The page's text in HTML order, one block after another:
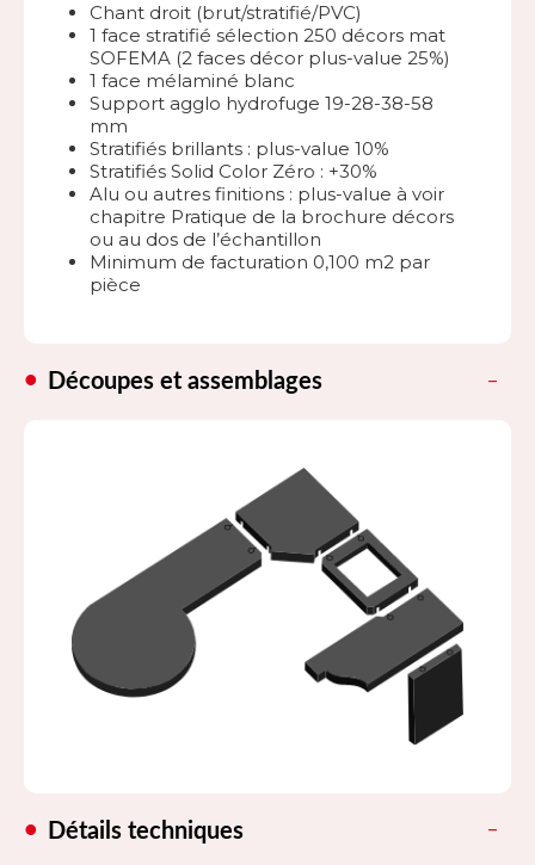
Chant droit (brut/stratifié/PVC)
1 face stratifié sélection 250 décors mat
SOFEMA (2 faces décor plus-value 25%)
1 face mélaminé blanc
Support agglo hydrofuge 19-28-38-58
mm
Stratifiés brillants : plus-value 10%
Stratifiés Solid Color Zéro : +30%
Alu ou autres finitions : plus-value à voir
chapitre Pratique de la brochure décors
ou au dos de l’échantillon
Minimum de facturation 0,100 m2 par
pièce
Découpes et assemblages
Détails techniques